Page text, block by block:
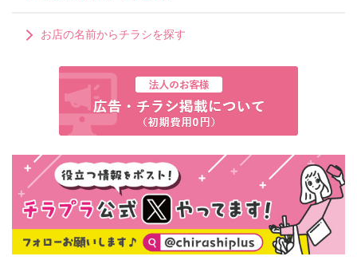
お店の名前からチラシを探す